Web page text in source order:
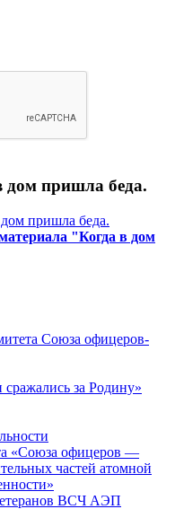
дом пришла беда.
пришла беда.
"Когда в дом
Союза офицеров-
за Родину»
«Союза офицеров —
частей атомной
ВСЧ АЭП